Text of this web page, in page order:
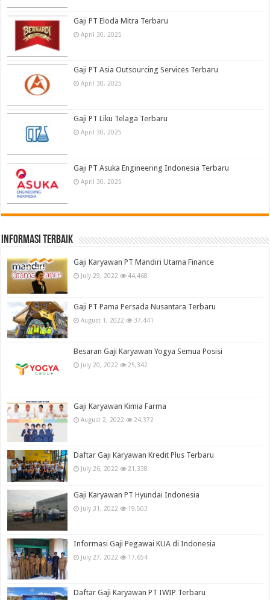
Gaji PT Eloda Mitra Terbaru
April 30, 2025
Gaji PT Asia Outsourcing Services Terbaru
April 30, 2025
Gaji PT Liku Telaga Terbaru
April 30, 2025
Gaji PT Asuka Engineering Indonesia Terbaru
April 30, 2025
informasi terbaik
Gaji Karyawan PT Mandiri Utama Finance
July 29, 2022 44,468
Gaji PT Pama Persada Nusantara Terbaru
August 1, 2022 37,441
Besaran Gaji Karyawan Yogya Semua Posisi
July 20, 2022 25,342
Gaji Karyawan Kimia Farma
August 2, 2022 24,372
Daftar Gaji Karyawan Kredit Plus Terbaru
July 26, 2022 21,338
Gaji Karyawan PT Hyundai Indonesia
July 31, 2022 19,503
Informasi Gaji Pegawai KUA di Indonesia
July 27, 2022 17,654
Daftar Gaji Karyawan PT IWIP Terbaru